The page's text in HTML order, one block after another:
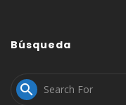
Búsqueda
